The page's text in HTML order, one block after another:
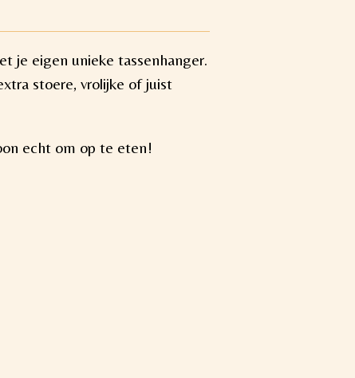
je eigen unieke tassenhanger.
stoere, vrolijke of juist
echt om op te eten!